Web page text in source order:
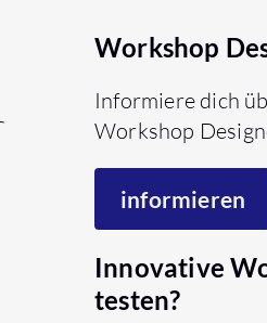
Workshop
Informiere dich
Workshop
informieren
Innovative
testen?